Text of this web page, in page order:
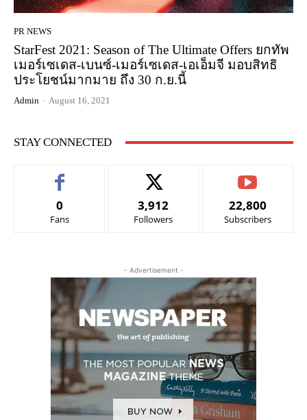
PR NEWS
StarFest 2021: Season of The Ultimate Offers ยกทัพ
เมอร์เซเดส-เบนซ์-เมอร์เซเดส-เอเอ็มจี มอบสิทธิ
ประโยชน์มากมาย ถึง 30 ก.ย.นี้
Admin - August 16, 2021
STAY CONNECTED
0
Fans
3,912
Followers
22,800
Subscribers
- Advertisement -